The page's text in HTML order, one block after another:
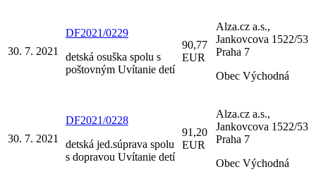
30. 7. 2021
DF2021/0229
detská osuška spolu s
poštovným Uvítanie detí
90,77
EUR
Alza.cz a.s.,
Jankovcova 1522/53
Praha 7
Obec Východná
30. 7. 2021
DF2021/0228
detská jed.súprava spolu
s dopravou Uvítanie detí
91,20
EUR
Alza.cz a.s.,
Jankovcova 1522/53
Praha 7
Obec Východná